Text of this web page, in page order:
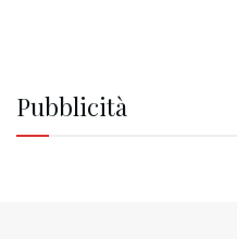
Pubblicità